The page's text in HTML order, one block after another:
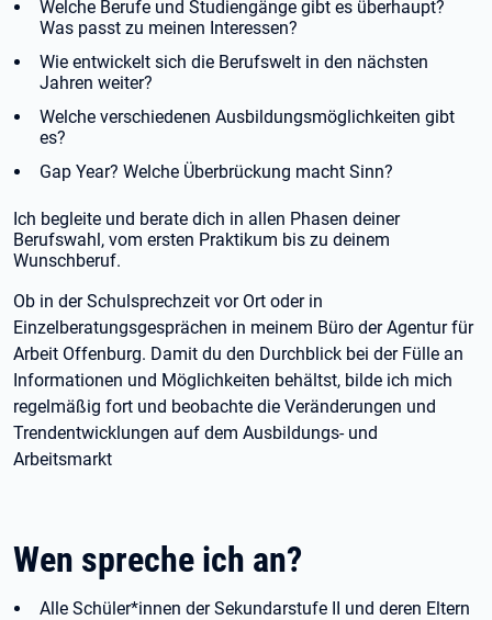
Welche Berufe und Studiengänge gibt es überhaupt?
Was passt zu meinen Interessen?
Wie entwickelt sich die Berufswelt in den nächsten
Jahren weiter?
Welche verschiedenen Ausbildungsmöglichkeiten gibt
es?
Gap Year? Welche Überbrückung macht Sinn?
Ich begleite und berate dich in allen Phasen deiner
Berufswahl, vom ersten Praktikum bis zu deinem
Wunschberuf.
Ob in der Schulsprechzeit vor Ort oder in
Einzelberatungsgesprächen in meinem Büro der Agentur für
Arbeit Offenburg. Damit du den Durchblick bei der Fülle an
Informationen und Möglichkeiten behältst, bilde ich mich
regelmäßig fort und beobachte die Veränderungen und
Trendentwicklungen auf dem Ausbildungs- und
Arbeitsmarkt
Wen spreche ich an?
Alle Schüler*innen der Sekundarstufe II und deren Eltern